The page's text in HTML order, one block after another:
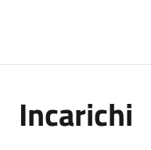
Incarichi